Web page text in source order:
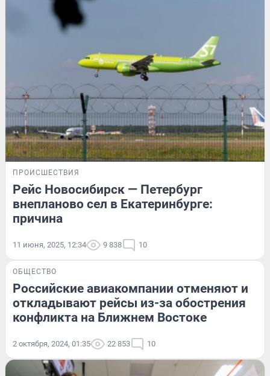
ПРОИСШЕСТВИЯ
Рейс Новосибирск — Петербург
внепланово сел в Екатеринбурге:
причина
11 июня, 2025, 12:34 9 838 10
ОБЩЕСТВО
Российские авиакомпании отменяют и
откладывают рейсы из-за обострения
конфликта на Ближнем Востоке
2 октября, 2024, 01:35 22 853 10